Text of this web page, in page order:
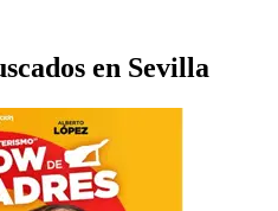
en Sevilla